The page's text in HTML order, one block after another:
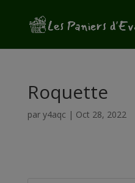
Roquette
par y4aqc | Oct 28, 2022